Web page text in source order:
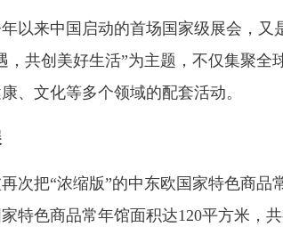
以来中国启动的首场国家级展会，又
，共创美好生活”为主题，不仅集聚全
、文化等多个领域的配套活动。
次把“浓缩版”的中东欧国家特色商品
特色商品常年馆面积达120平方米，